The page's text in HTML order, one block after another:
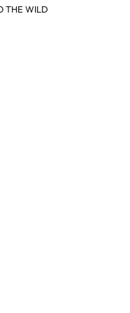
THE WILD